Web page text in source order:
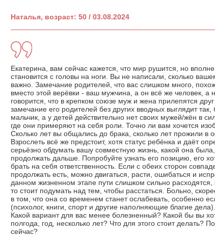
Наталья, возраст: 50 / 03.08.2024
Екатерина, вам сейчас кажется, что мир рушится, но
становится с головы на ноги. Вы не написали, сколько
важно. Замечание родителей, что вас слишком много,
вместо этой верёвки - ваш мужчина, а он всё же человек, а
говорится, что в крепком союзе муж и жена прилепятся
замечание его родителей без других вводных выглядит
мальчик, а у детей действительно нет своих мужей/жён в
где они примеряют на себя роли. Точно ли вам хочется
Сколько лет вы общались до брака, сколько лет прожили в
Взрослеть всё же предстоит, хотя статус ребёнка и даёт
серьёзно обдумать вашу совместную жизнь, какой она
продолжать дальше. Попробуйте узнать его позицию, его
брать на себя ответственность. Если с обеих сторон
продолжать есть, можно двигаться, расти, ошибаться и
данном жизненном этапе пути слишком сильно расходятся,
то стоит подумать над тем, чтобы расстаться. Больно,
в том, что она со временем станет ослабевать, особенно
(психолог, книги, спорт и другие наполняющие благие дела).
Какой вариант для вас менее болезненный? Какой бы вы
полгода, год, несколько лет? Что для этого стоит делать?
сейчас?